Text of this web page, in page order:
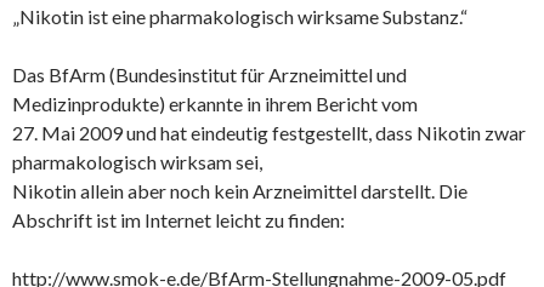
„Nikotin ist eine pharmakologisch wirksame Substanz.“
Das BfArm (Bundesinstitut für Arzneimittel und
Medizinprodukte) erkannte in ihrem Bericht vom
27. Mai 2009 und hat eindeutig festgestellt, dass Nikotin zwar
pharmakologisch wirksam sei,
Nikotin allein aber noch kein Arzneimittel darstellt. Die
Abschrift ist im Internet leicht zu finden:
http://www.smok-e.de/BfArm-Stellungnahme-2009-05.pdf